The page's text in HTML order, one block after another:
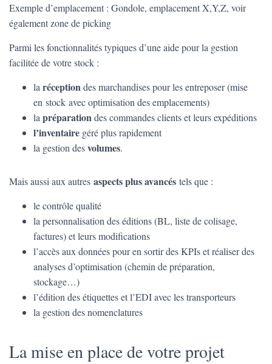
Exemple d’emplacement : Gondole, emplacement X,Y,Z, voir
également zone de picking
Parmi les fonctionnalités typiques d’une aide pour la gestion
facilitée de votre stock :
la réception des marchandises pour les entreposer (mise
en stock avec optimisation des emplacements)
la préparation des commandes clients et leurs expéditions
l’inventaire géré plus rapidement
la gestion desvolumes.
Mais aussi aux autres aspects plus avancés tels que :
le contrôle qualité
la personnalisation des éditions (BL, liste de colisage,
factures) et leurs modifications
l’accès aux données pour en sortir des KPIs et réaliser des
analyses d’optimisation (chemin de préparation,
stockage…)
l’édition des étiquettes et l’EDI avec les transporteurs
la gestion des nomenclatures
La mise en place de votre projet